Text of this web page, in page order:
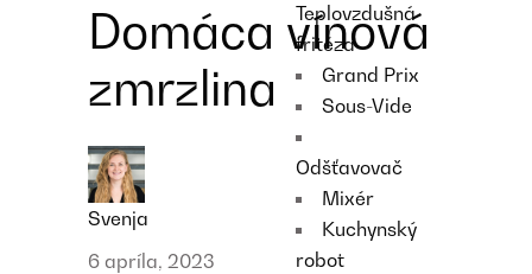
Teplovzdušná
fritéza
Grand Prix
Sous-Vide
Odšťavovač
Mixér
Kuchynský
robot
Domáca vínová
zmrzlina
Svenja
6 apríla, 2023